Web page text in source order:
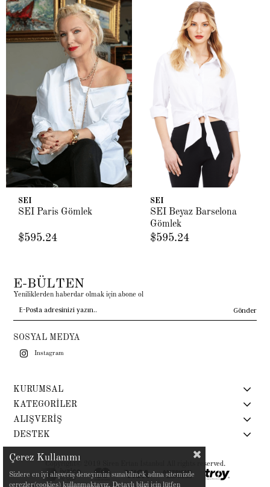
SEI
SEI Paris Gömlek
$595.24
SEI
SEI Beyaz Barselona
Gömlek
$595.24
E-BÜLTEN
Yeniliklerden haberdar olmak için abone ol
Gönder
SOSYAL MEDYA
Instagram
KURUMSAL
KATEGORİLER
ALIŞVERİŞ
DESTEK
Copyright© 2019 Siren Ertan İstanbul All rights reserved.
Çerez Kullanımı
Sizlere en iyi alışveriş deneyimini sunabilmek adına sitemizde
çerezler(cookies) kullanmaktayız. Detaylı bilgi için lütfen